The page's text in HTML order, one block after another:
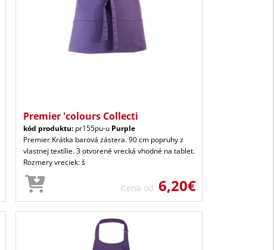
Premier 'colours Collecti
kód produktu: pr155pu-u Purple
Premier Krátka barová zástera. 90 cm popruhy z
vlastnej textílie. 3 otvorené vrecká vhodné na tablet.
Rozmery vreciek: š
Cena od 6,20€